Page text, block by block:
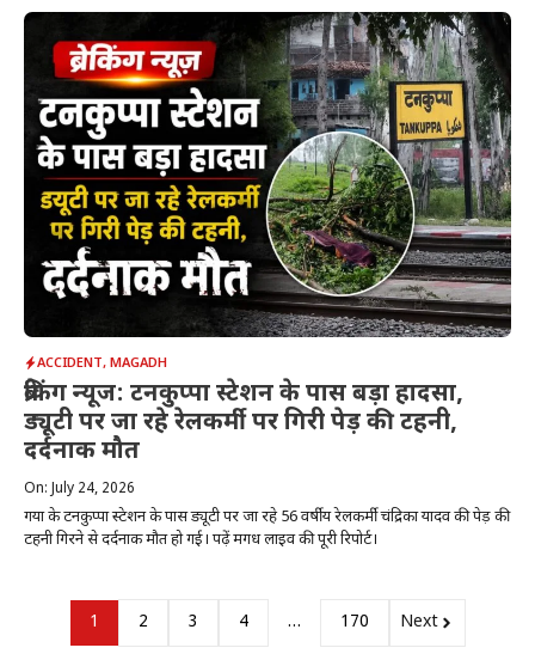
ACCIDENT, MAGADH
ब्रेकिंग न्यूज: टनकुप्पा स्टेशन के पास बड़ा हादसा,
ड्यूटी पर जा रहे रेलकर्मी पर गिरी पेड़ की टहनी,
दर्दनाक मौत
On: July 24, 2026
गया के टनकुप्पा स्टेशन के पास ड्यूटी पर जा रहे 56 वर्षीय रेलकर्मी चंद्रिका यादव की पेड़ की
टहनी गिरने से दर्दनाक मौत हो गई। पढ़ें मगध लाइव की पूरी रिपोर्ट।
1 2 3 4 … 170 Next